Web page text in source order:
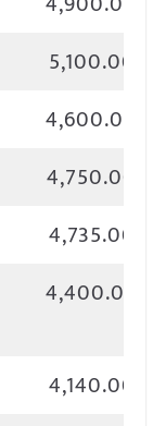
5,100.00
4,600.00
4,750.00
4,735.00
4,400.00
4,140.00